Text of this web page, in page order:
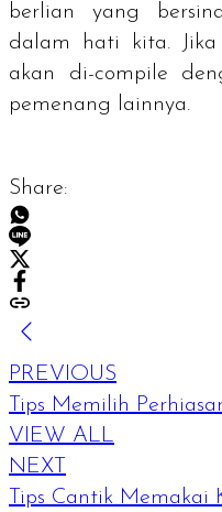
berlian yang
dalam hati kita.
akan di-compile
pemenang lainnya.
Share:
PREVIOUS
Tips Memilih
VIEW ALL
NEXT
Tips Cantik Memakai